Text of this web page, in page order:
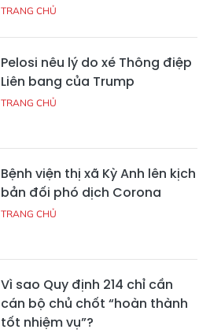
TRANG CHỦ
Pelosi nêu lý do xé Thông điệp
Liên bang của Trump
TRANG CHỦ
Bệnh viện thị xã Kỳ Anh lên kịch
bản đối phó dịch Corona
TRANG CHỦ
Vì sao Quy định 214 chỉ cần
cán bộ chủ chốt “hoàn thành
tốt nhiệm vụ”?